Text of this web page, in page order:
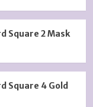
Square 2 Mask
Square 4 Gold